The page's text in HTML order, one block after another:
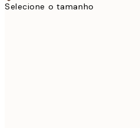
Selecione o tamanho